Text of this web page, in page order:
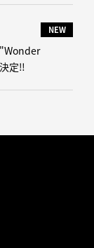
NEW
"Wonder
定‼